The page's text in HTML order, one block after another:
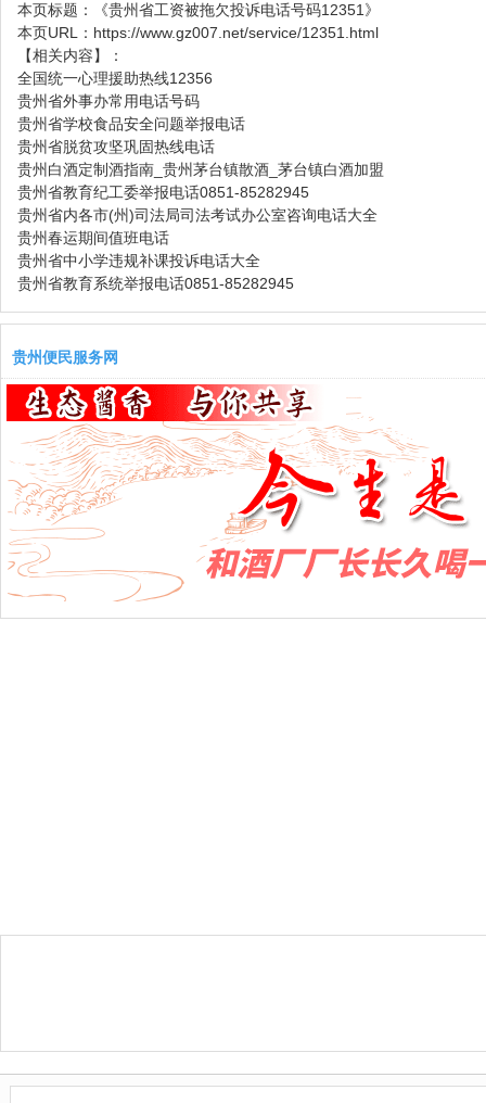
本页标题：
《贵州省工资被拖欠投诉电话号码12351》
本页URL： https://www.gz007.net/service/12351.html
【相关内容】：
全国统一心理援助热线12356
贵州省外事办常用电话号码
贵州省学校食品安全问题举报电话
贵州省脱贫攻坚巩固热线电话
贵州白酒定制酒指南_贵州茅台镇散酒_茅台镇白酒加盟
贵州省教育纪工委举报电话0851-85282945
贵州省内各市(州)司法局司法考试办公室咨询电话大全
贵州春运期间值班电话
贵州省中小学违规补课投诉电话大全
贵州省教育系统举报电话0851-85282945
贵州便民服务网